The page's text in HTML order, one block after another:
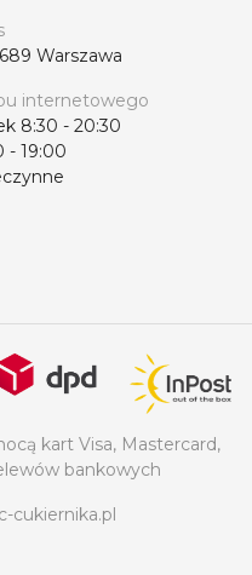
Warszawa
internetowego
8:30 - 20:30
- 19:00
kart Visa, Mastercard,
bankowych
cukiernika.pl